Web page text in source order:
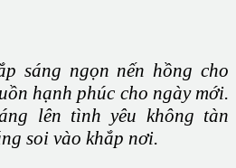
sáng ngọn nến hồng cho
hạnh phúc cho ngày mới.
lên tình yêu không tàn
soi vào khắp nơi.